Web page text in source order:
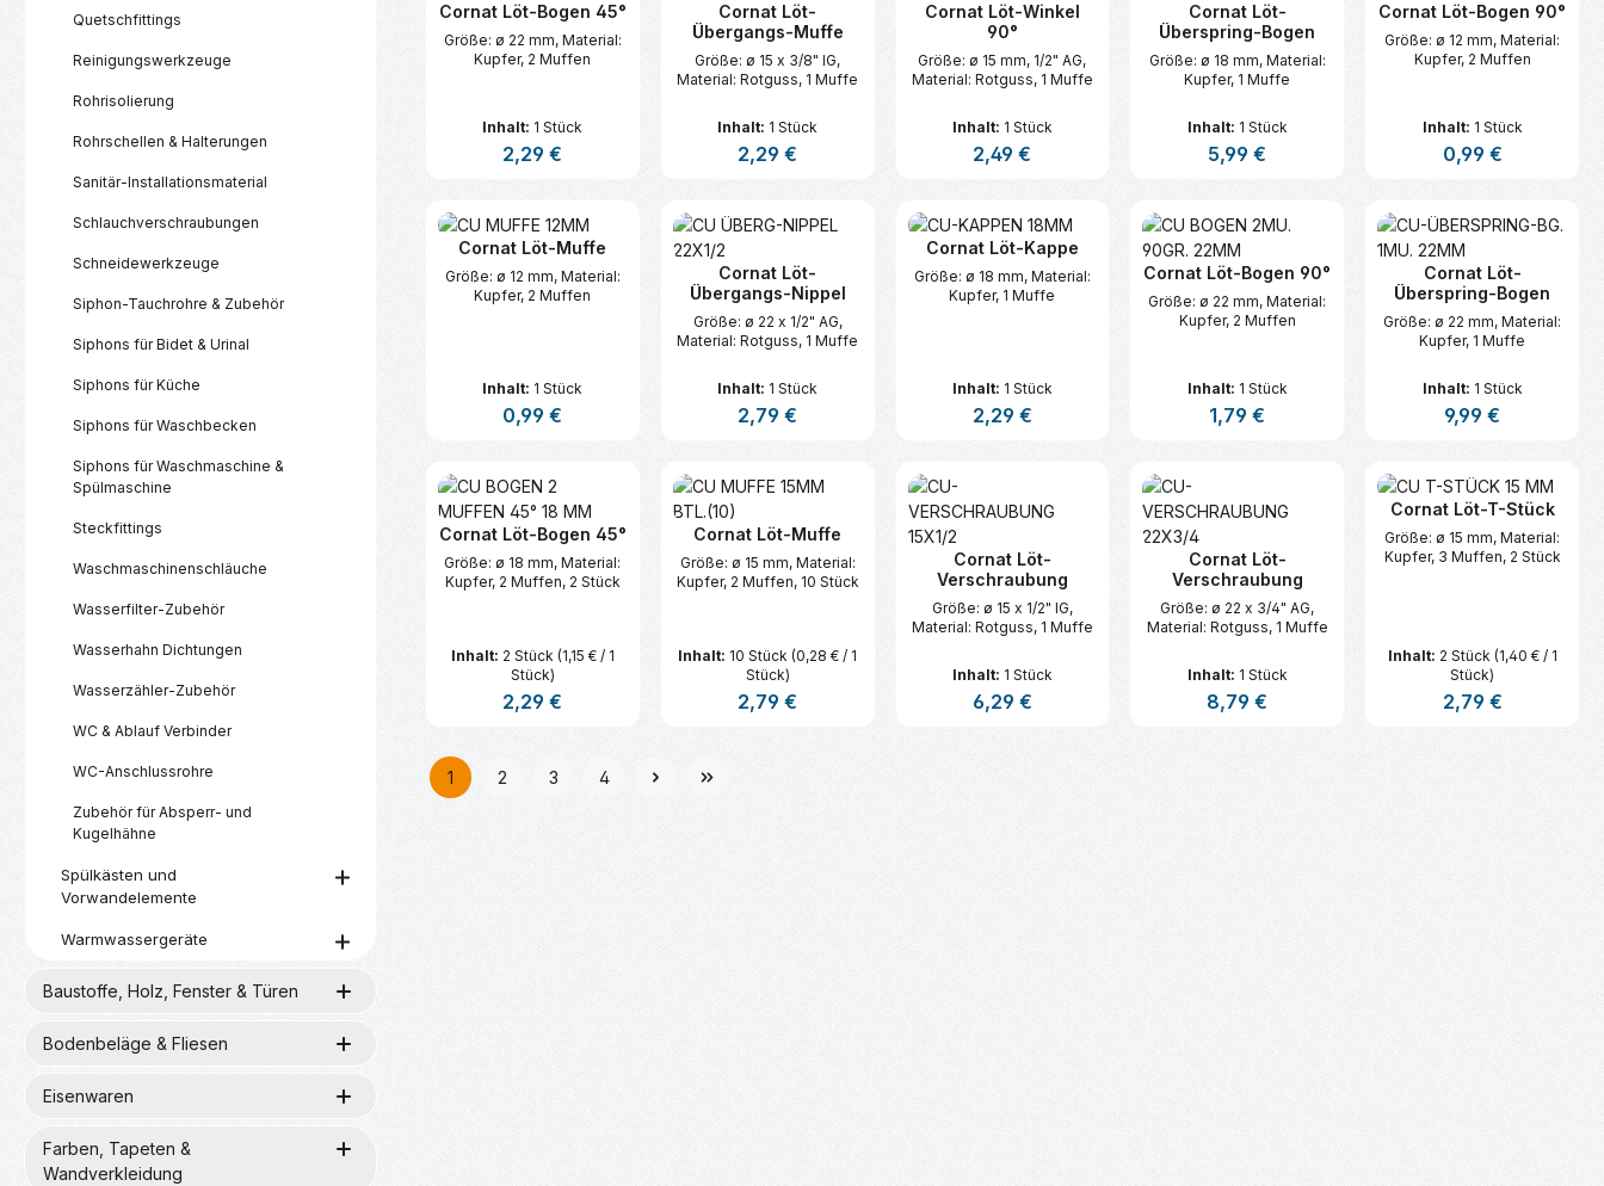
Quetschfittings
Reinigungswerkzeuge
Rohrisolierung
Rohrschellen & Halterungen
Sanitär-Installationsmaterial
Schlauchverschraubungen
Schneidewerkzeuge
Siphon-Tauchrohre & Zubehör
Siphons für Bidet & Urinal
Siphons für Küche
Siphons für Waschbecken
Siphons für Waschmaschine &
Spülmaschine
Steckfittings
Waschmaschinenschläuche
Wasserfilter-Zubehör
Wasserhahn Dichtungen
Wasserzähler-Zubehör
WC & Ablauf Verbinder
WC-Anschlussrohre
Zubehör für Absperr- und
Kugelhähne
Spülkästen und
Vorwandelemente
Warmwassergeräte
Baustoffe, Holz, Fenster & Türen
Bodenbeläge & Fliesen
Eisenwaren
Farben, Tapeten &
Wandverkleidung
Cornat Löt-Bogen 45°
Größe: ø 22 mm, Material:
Kupfer, 2 Muffen
Inhalt: 1 Stück
Regulärer Preis:
2,29 €
Produkt Anzahl: Gib den gewünschten Wert ein oder benutze die Schaltflächen um
Cornat Löt-
Übergangs-Muffe
Größe: ø 15 x 3/8" IG,
Material: Rotguss, 1 Muffe
Inhalt: 1 Stück
Regulärer Preis:
2,29 €
Produkt Anzahl: Gib den gewünschten Wert ein oder benutze die
Cornat Löt-Winkel
90°
Größe: ø 15 mm, 1/2" AG,
Material: Rotguss, 1 Muffe
Inhalt: 1 Stück
Regulärer Preis:
2,49 €
Produkt Anzahl: Gib den gewünschten Wert ein
Cornat Löt-
Überspring-Bogen
Größe: ø 18 mm, Material:
Kupfer, 1 Muffe
Inhalt: 1 Stück
Regulärer Preis:
5,99 €
Produkt Anzahl: Gib den
Cornat Löt-Bogen 90°
Größe: ø 12 mm, Material:
Kupfer, 2 Muffen
Inhalt: 1 Stück
Regulärer Preis:
0,99 €
Produkt
Cornat Löt-Muffe
Größe: ø 12 mm, Material:
Kupfer, 2 Muffen
Inhalt: 1 Stück
Regulärer Preis:
0,99 €
Produkt Anzahl: Gib den gewünschten Wert ein oder benutze die Schaltflächen um
Cornat Löt-
Übergangs-Nippel
Größe: ø 22 x 1/2" AG,
Material: Rotguss, 1 Muffe
Inhalt: 1 Stück
Regulärer Preis:
2,79 €
Produkt Anzahl: Gib den gewünschten Wert ein oder benutze die
Cornat Löt-Kappe
Größe: ø 18 mm, Material:
Kupfer, 1 Muffe
Inhalt: 1 Stück
Regulärer Preis:
2,29 €
Produkt Anzahl: Gib den gewünschten Wert ein
Cornat Löt-Bogen 90°
Größe: ø 22 mm, Material:
Kupfer, 2 Muffen
Inhalt: 1 Stück
Regulärer Preis:
1,79 €
Produkt Anzahl: Gib den
Cornat Löt-
Überspring-Bogen
Größe: ø 22 mm, Material:
Kupfer, 1 Muffe
Inhalt: 1 Stück
Regulärer Preis:
9,99 €
Produkt
Cornat Löt-Bogen 45°
Größe: ø 18 mm, Material:
Kupfer, 2 Muffen, 2 Stück
Inhalt: 2 Stück (1,15 € / 1
Stück)
Regulärer Preis:
2,29 €
Produkt Anzahl: Gib den gewünschten Wert ein oder benutze die Schaltflächen um
Cornat Löt-Muffe
Größe: ø 15 mm, Material:
Kupfer, 2 Muffen, 10 Stück
Inhalt: 10 Stück(0,28 € / 1
Stück)
Regulärer Preis:
2,79 €
Produkt Anzahl: Gib den gewünschten Wert ein oder benutze die
Cornat Löt-
Verschraubung
Größe: ø 15 x 1/2" IG,
Material: Rotguss, 1 Muffe
Inhalt: 1 Stück
Regulärer Preis:
6,29 €
Cornat Löt-
Verschraubung
Größe: ø 22 x 3/4" AG,
Material: Rotguss, 1 Muffe
Inhalt: 1 Stück
Regulärer Preis:
8,79 €
Cornat Löt-T-Stück
Größe: ø 15 mm, Material:
Kupfer, 3 Muffen, 2 Stück
Inhalt: 2 Stück (1,40 € / 1
Stück)
Regulärer Preis:
2,79 €
Seite
1
Seite
2
Seite
3
Seite
4